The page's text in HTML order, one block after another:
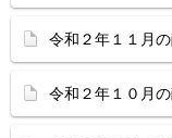
令和２年１１月
令和２年１０月